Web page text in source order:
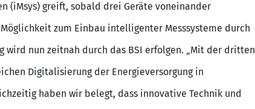
(iMsys) greift, sobald drei Geräte voneinander
zum Einbau intelligenter Messsysteme durch
nun zeitnah durch das BSI erfolgen. „Mit der dritten
Digitalisierung der Energieversorgung in
haben wir belegt, dass innovative Technik und